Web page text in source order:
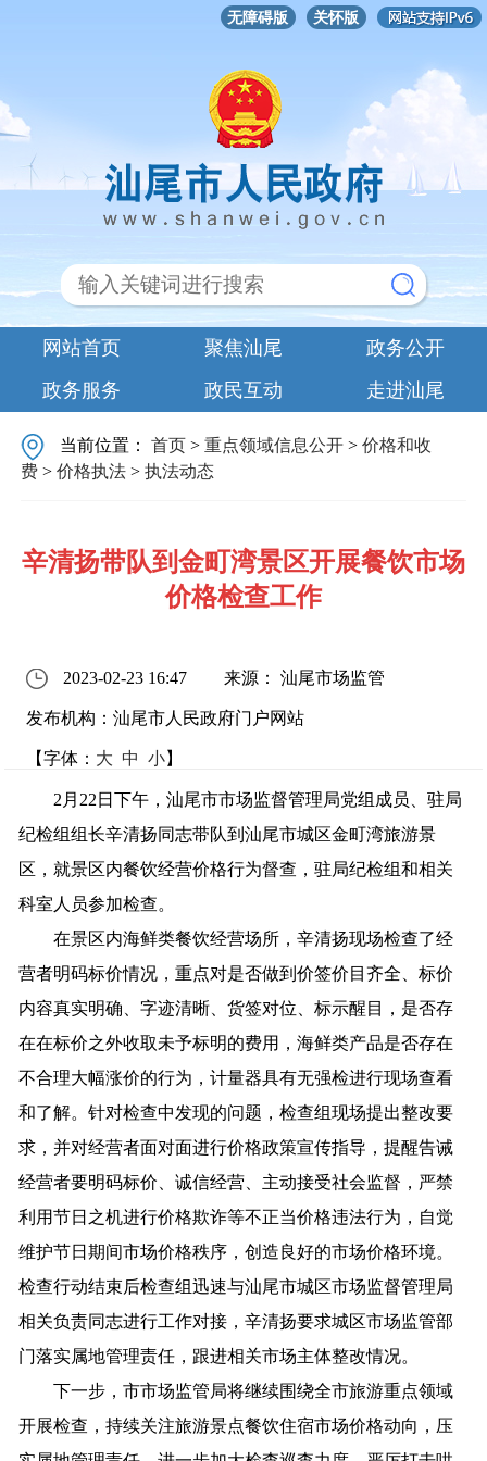
无障碍版 关怀版
网站首页 聚焦汕尾
政务公开
政务服务
政民互动 走进汕尾
当前位置：首页 >重点领域信息公开 >价格和收
费 >价格执法 >执法动态
辛清扬带队到金町湾景区开展餐饮市场
价格检查工作
2023-02-23 16:47 来源： 汕尾市场监管
发布机构：汕尾市人民政府门户网站
【字体： 大 中 小】
2月22日下午，汕尾市市场监督管理局党组成员、驻局
纪检组组长辛清扬同志带队到汕尾市城区金町湾旅游景
区，就景区内餐饮经营价格行为督查，驻局纪检组和相关
科室人员参加检查。
在景区内海鲜类餐饮经营场所，辛清扬现场检查了经
营者明码标价情况，重点对是否做到价签价目齐全、标价
内容真实明确、字迹清晰、货签对位、标示醒目，是否存
在在标价之外收取未予标明的费用，海鲜类产品是否存在
不合理大幅涨价的行为，计量器具有无强检进行现场查看
和了解。针对检查中发现的问题，检查组现场提出整改要
求，并对经营者面对面进行价格政策宣传指导，提醒告诫
经营者要明码标价、诚信经营、主动接受社会监督，严禁
利用节日之机进行价格欺诈等不正当价格违法行为，自觉
维护节日期间市场价格秩序，创造良好的市场价格环境。
检查行动结束后检查组迅速与汕尾市城区市场监督管理局
相关负责同志进行工作对接，辛清扬要求城区市场监管部
门落实属地管理责任，跟进相关市场主体整改情况。
下一步，市市场监管局将继续围绕全市旅游重点领域
开展检查，持续关注旅游景点餐饮住宿市场价格动向，压